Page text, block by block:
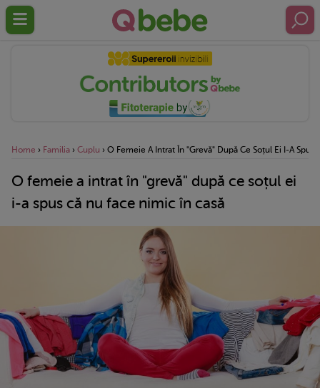
Home › Familia › Cuplu › O Femeie A Intrat În "grevă" După Ce Soțul Ei I-A Spus
O femeie a intrat în "grevă" după ce soțul ei
i-a spus că nu face nimic în casă